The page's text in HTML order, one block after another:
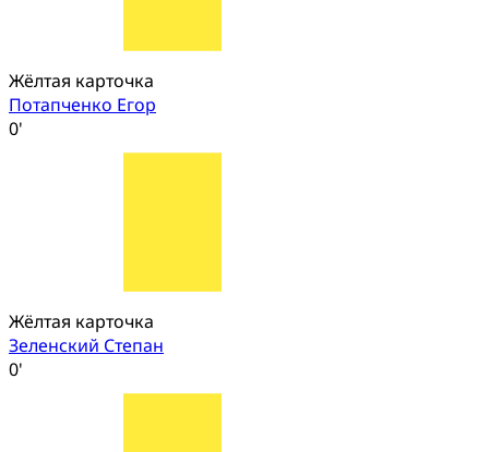
Жёлтая карточка
Потапченко Егор
0'
Жёлтая карточка
Зеленский Степан
0'